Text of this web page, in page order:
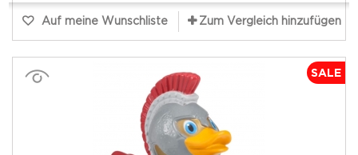
Auf meine Wunschliste Zum Vergleich hinzufügen
SALE